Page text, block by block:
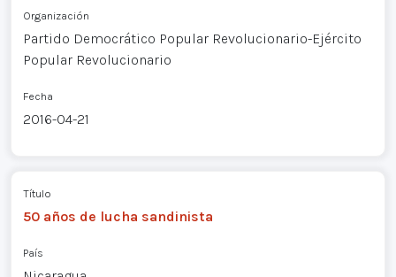
Organización
Partido Democrático Popular Revolucionario-Ejército
Popular Revolucionario
Fecha
2016-04-21
Título
50 años de lucha sandinista
País